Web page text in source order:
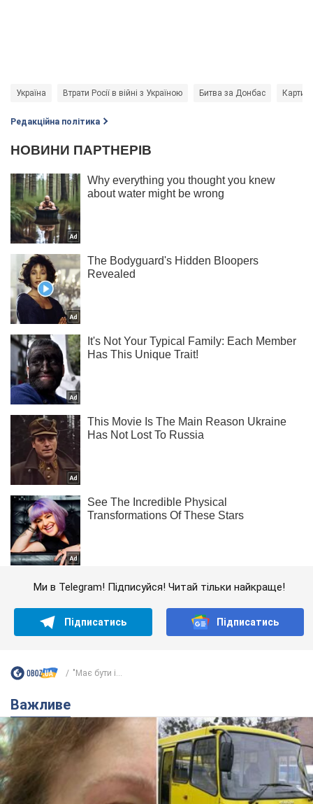
Україна Втрати Росії в війні з Україною Битва за Донбас Карти
Редакційна політика
Ми в Telegram! Підписуйся! Читай тільки найкраще!
Підписатись Підписатись
"Має бути і...
Важливе